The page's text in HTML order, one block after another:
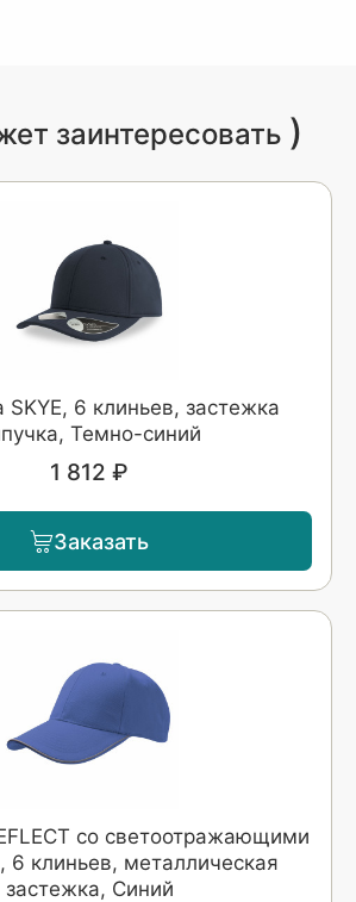
заинтересовать )
SKYE, 6 клиньев, застежка
Темно-синий
1 812 ₽
Заказать
со светоотражающими
6 клиньев, металлическая
застежка, Синий